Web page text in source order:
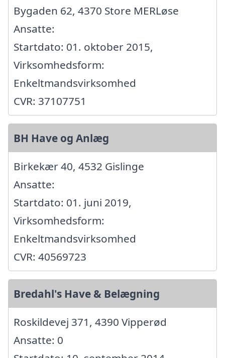
Bygaden 62, 4370 Store MERLøse
Ansatte:
Startdato: 01. oktober 2015,
Virksomhedsform:
Enkeltmandsvirksomhed
CVR: 37107751
BH Have og Anlæg
Birkekær 40, 4532 Gislinge
Ansatte:
Startdato: 01. juni 2019,
Virksomhedsform:
Enkeltmandsvirksomhed
CVR: 40569723
Bredahl's Have & Belægning
Roskildevej 371, 4390 Vipperød
Ansatte: 0